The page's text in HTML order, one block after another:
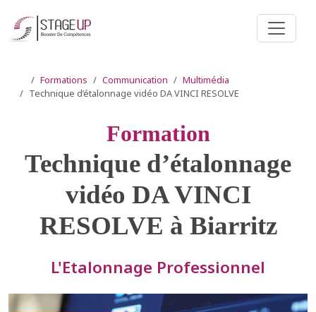
Formations Communication
Multimédia
Technique d’étalonnage vidéo DA VINCI RESOLVE
Formation
Technique d’étalonnage
vidéo DA VINCI
RESOLVE à Biarritz
L'Etalonnage Professionnel